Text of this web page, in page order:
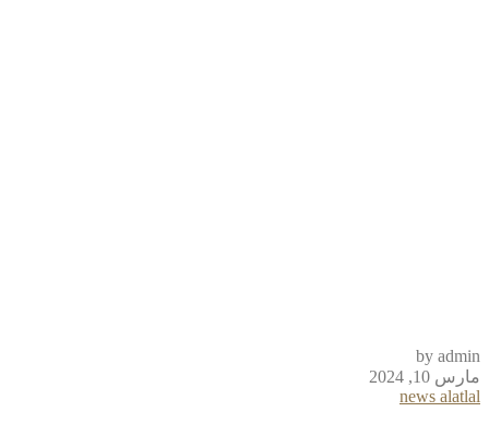
by admin
مارس 10, 2024
news alatlal